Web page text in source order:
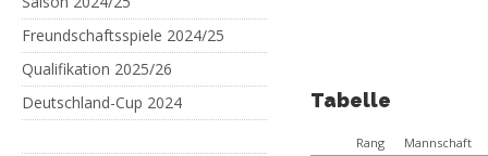
Freundschaftsspiele 2024/25
Qualifikation 2025/26
Deutschland-Cup 2024
Tabelle
Rang Mannschaft